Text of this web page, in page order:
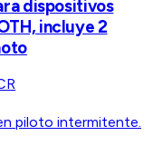
dispositivos
incluye 2